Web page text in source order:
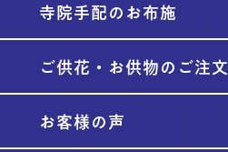
寺院手配のお布施
ご供花・お供物のご注文
お客様の声